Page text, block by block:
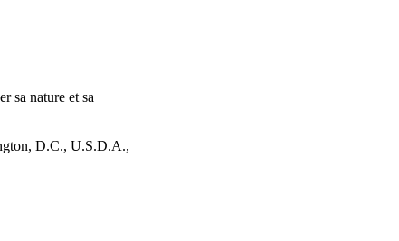
sa nature et sa
D.C., U.S.D.A.,